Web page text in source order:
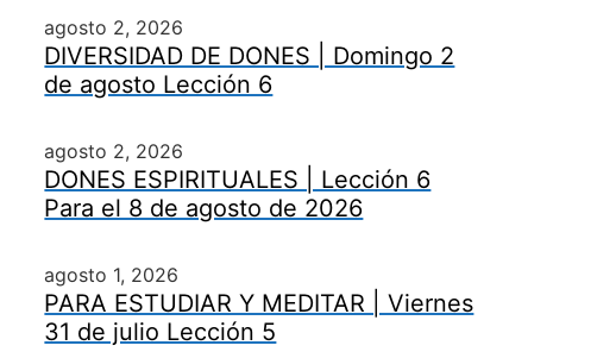
agosto 2, 2026
DIVERSIDAD DE DONES | Domingo 2
de agosto Lección 6
agosto 2, 2026
DONES ESPIRITUALES | Lección 6
Para el 8 de agosto de 2026
agosto 1, 2026
PARA ESTUDIAR Y MEDITAR | Viernes
31 de julio Lección 5